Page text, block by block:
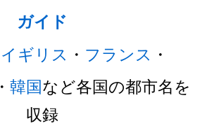
ガイド
イギリス ・ フランス ・
・ 韓国など各国の都市名を
収録